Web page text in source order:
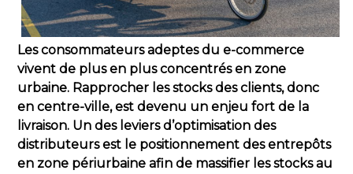
Les consommateurs adeptes du e-commerce
vivent de plus en plus concentrés en zone
urbaine. Rapprocher les stocks des clients, donc
en centre-ville, est devenu un enjeu fort de la
livraison. Un des leviers d’optimisation des
distributeurs est le positionnement des entrepôts
en zone périurbaine afin de massifier les stocks au